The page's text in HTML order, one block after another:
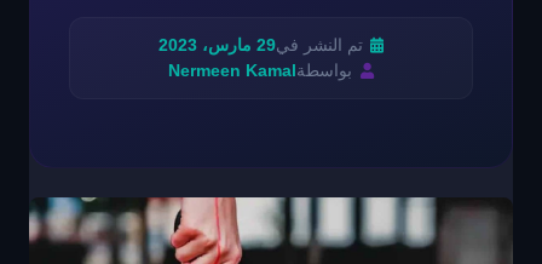
تم النشر في29 مارس، 2023
بواسطة Nermeen Kamal